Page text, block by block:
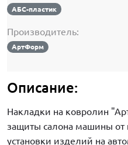
АБС-пластик
Производитель:
АртФорм
Описание:
Накладки на ковролин
защиты салона машины от
установки изделий на